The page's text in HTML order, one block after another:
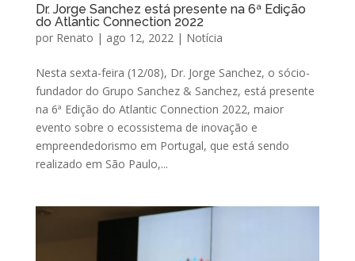
Dr. Jorge Sanchez está presente na 6ª Edição
do Atlantic Connection 2022
por Renato | ago 12, 2022 | Notícia
Nesta sexta-feira (12/08), Dr. Jorge Sanchez, o sócio-
fundador do Grupo Sanchez & Sanchez, está presente
na 6ª Edição do Atlantic Connection 2022, maior
evento sobre o ecossistema de inovação e
empreendedorismo em Portugal, que está sendo
realizado em São Paulo,...